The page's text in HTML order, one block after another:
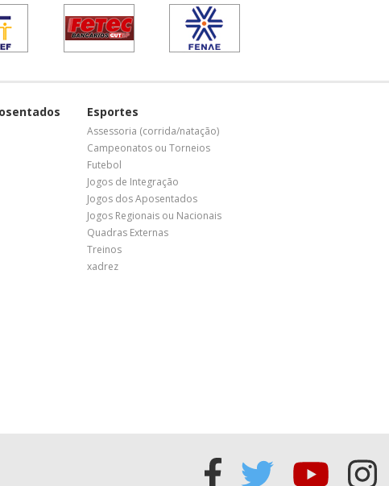
Esportes
Assessoria (corrida/natação)
Campeonatos ou Torneios
Futebol
Jogos de Integração
Jogos dos Aposentados
Jogos Regionais ou Nacionais
Quadras Externas
Treinos
xadrez
Acessar
Acessar